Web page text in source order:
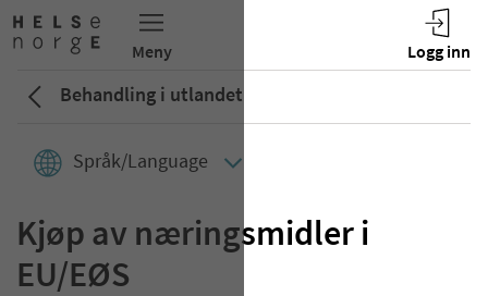
Behandling i utlandet
Språk/Language
Kjøp av næringsmidler i
EU/EØS